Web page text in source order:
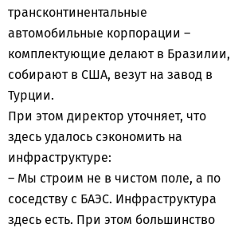
трансконтинентальные
автомобильные корпорации –
комплектующие делают в Бразилии,
собирают в США, везут на завод в
Турции.
При этом директор уточняет, что
здесь удалось сэкономить на
инфраструктуре:
– Мы строим не в чистом поле, а по
соседству с БАЭС. Инфраструктура
здесь есть. При этом большинство